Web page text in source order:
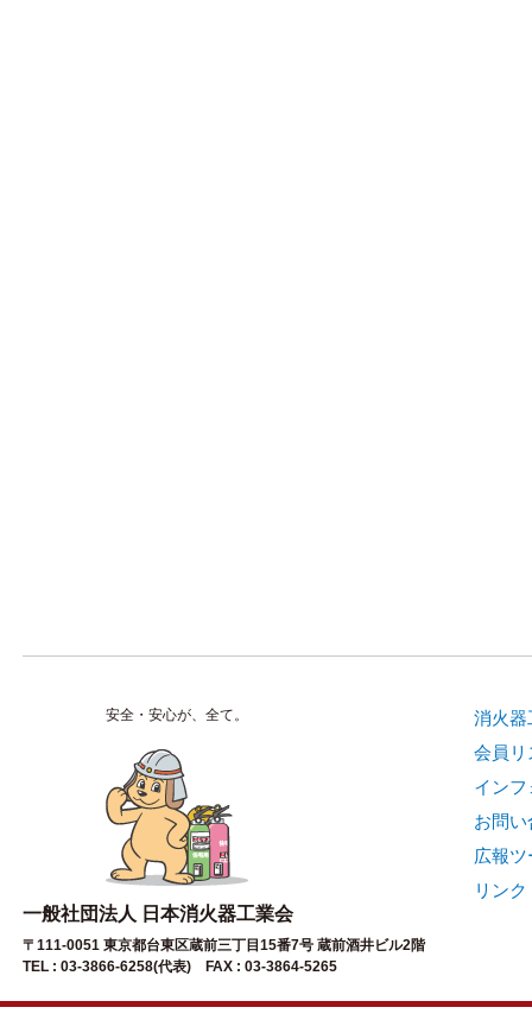
安全・安心が、全て。
一般社団法人 日本消火器工業会
〒111-0051 東京都台東区蔵前三丁目15番7号 蔵前酒井ビル2階
TEL : 03-3866-6258(代表) FAX : 03-3864-5265
消火器
会員リ
イン
お問
広報ツ
リンク